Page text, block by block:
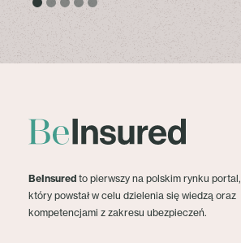
BeInsured to pierwszy na polskim rynku portal,
który powstał w celu dzielenia się wiedzą oraz
kompetencjami z zakresu ubezpieczeń.